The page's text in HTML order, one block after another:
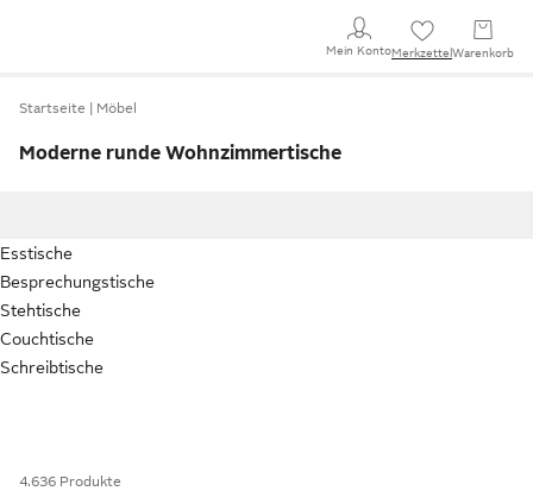
Mein KontoMerkzettel Warenkorb
Startseite Möbel
Moderne runde Wohnzimmertische
Esstische
Besprechungstische
Stehtische
Couchtische
Schreibtische
4.636 Produkte